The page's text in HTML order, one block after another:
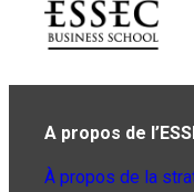
A propos de
À propos de la